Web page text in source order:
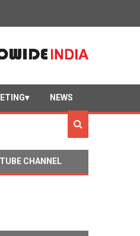
NEWS
CHANNEL